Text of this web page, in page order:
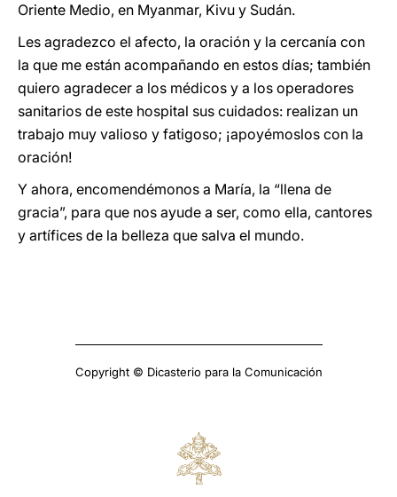
Oriente Medio, en Myanmar, Kivu y Sudán.
Les agradezco el afecto, la oración y la cercanía con
la que me están acompañando en estos días; también
quiero agradecer a los médicos y a los operadores
sanitarios de este hospital sus cuidados: realizan un
trabajo muy valioso y fatigoso; ¡apoyémoslos con la
oración!
Y ahora, encomendémonos a María, la “llena de
gracia”, para que nos ayude a ser, como ella, cantores
y artífices de la belleza que salva el mundo.
Copyright © Dicasterio para la Comunicación